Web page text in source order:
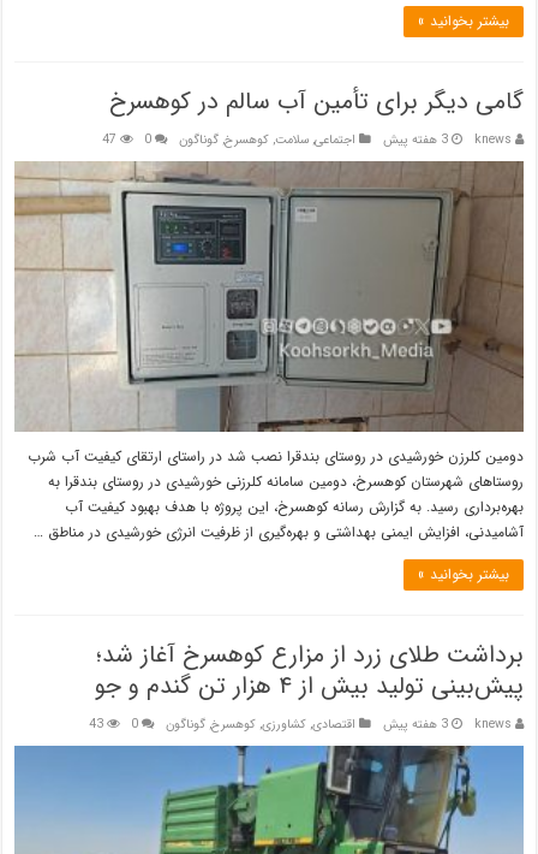
بیشتر بخوانید »
گامی دیگر برای تأمین آب سالم در کوهسرخ
knews 3 هفته پیش اجتماعی,سلامت,کوهسرخ,گوناگون 0
47
دومین کلرزن خورشیدی در روستای بندقرا نصب شد در راستای ارتقای کیفیت آب شرب
روستاهای شهرستان کوهسرخ، دومین سامانه کلرزنی خورشیدی در روستای بندقرا به
بهره‌برداری رسید. به گزارش رسانه کوهسرخ، این پروژه با هدف بهبود کیفیت آب
آشامیدنی، افزایش ایمنی بهداشتی و بهره‌گیری از ظرفیت انرژی خورشیدی در مناطق …
بیشتر بخوانید »
برداشت طلای زرد از مزارع کوهسرخ آغاز شد؛
پیش‌بینی تولید بیش از ۴ هزار تن گندم و جو
knews 3 هفته پیش اقتصادی,کشاورزی,کوهسرخ,گوناگون 0
43